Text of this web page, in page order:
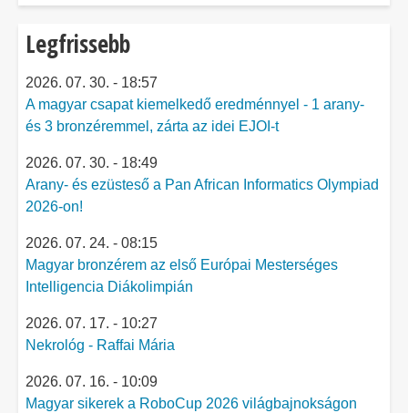
Legfrissebb
2026. 07. 30. - 18:57
A magyar csapat kiemelkedő eredménnyel - 1 arany-
és 3 bronzéremmel, zárta az idei EJOI-t
2026. 07. 30. - 18:49
Arany- és ezüsteső a Pan African Informatics Olympiad
2026-on!
2026. 07. 24. - 08:15
Magyar bronzérem az első Európai Mesterséges
Intelligencia Diákolimpián
2026. 07. 17. - 10:27
Nekrológ - Raffai Mária
2026. 07. 16. - 10:09
Magyar sikerek a RoboCup 2026 világbajnokságon